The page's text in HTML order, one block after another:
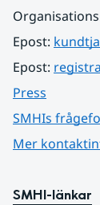
Epost:
Epost:
Press
SMHIs
Mer
SMHI-länkar